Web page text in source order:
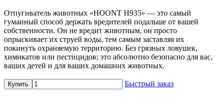
Отпугиватель животных «HOONT H935» — это самый
гуманный способ держать вредителей подальше от вашей
собственности. Он не вредит животным, он просто
опрыскивает их струей воды, тем самым заставляя их
покинуть охраняемую территорию. Без грязных ловушек,
химикатов или пестицидов; это абсолютно безопасно для вас,
ваших детей и для ваших домашних животных.
Купить Быстрый заказ